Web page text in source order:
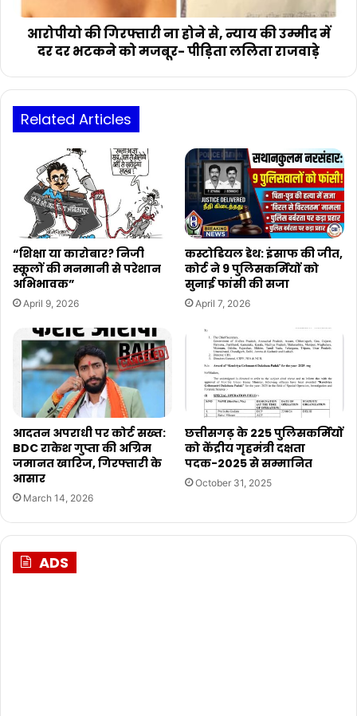
उम्मीद
भटकने
मजबूर-
पीड़िता
राजवाड़े
आरोपीयो की गिरफ्तारी ना होने से, न्याय की उम्मीद में
दर दर भटकने को मजबूर- पीड़िता ललिता राजवाड़े
Related Articles
“शिक्षा या कारोबार? निजी
स्कूलों की मनमानी से परेशान
अभिभावक”
April 9, 2026
कस्टोडियल डेथ: इंसाफ की जीत,
कोर्ट ने 9 पुलिसकर्मियों को
सुनाई फांसी की सजा
April 7, 2026
आदतन अपराधी पर कोर्ट सख्त:
BDC राकेश गुप्ता की अग्रिम
जमानत खारिज, गिरफ्तारी के
आसार
March 14, 2026
छत्तीसगढ़ के 225 पुलिसकर्मियों
को केंद्रीय गृहमंत्री दक्षता
पदक-2025 से सम्मानित
October 31, 2025
ADS